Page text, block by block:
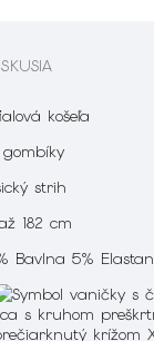
košeľa
strih
182 cm
Bavlna 5% Elastan